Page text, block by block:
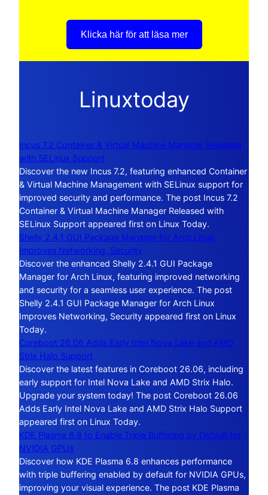
Klicka här för att läsa mer
Linuxtoday
Incus 7.2 Container & Virtual Machine Manager Released
with SELinux Support
Discover the new Incus 7.2, featuring enhanced Container
& Virtual Machine Management with SELinux support for
improved security and performance. The post Incus 7.2
Container & Virtual Machine Manager Released with
SELinux Support appeared first on Linux Today.
Shelly 2.4.1 GUI Package Manager for Arch Linux
Improves Networking, Security
Discover the enhanced Shelly 2.4.1 GUI Package
Manager for Arch Linux, featuring improved networking
and security for a seamless user experience. The post
Shelly 2.4.1 GUI Package Manager for Arch Linux
Improves Networking, Security appeared first on Linux
Today.
Coreboot 26.06 Adds Early Intel Nova Lake and AMD
Strix Halo Support
Discover the latest features in Coreboot 26.06, including
early support for Intel Nova Lake and AMD Strix Halo.
Upgrade your system today! The post Coreboot 26.06
Adds Early Intel Nova Lake and AMD Strix Halo Support
appeared first on Linux Today.
KDE Plasma 6.8 to Enable Triple Buffering by Default for
NVIDIA GPUs
Discover how KDE Plasma 6.8 enhances performance
with triple buffering enabled by default for NVIDIA GPUs,
improving your visual experience. The post KDE Plasma